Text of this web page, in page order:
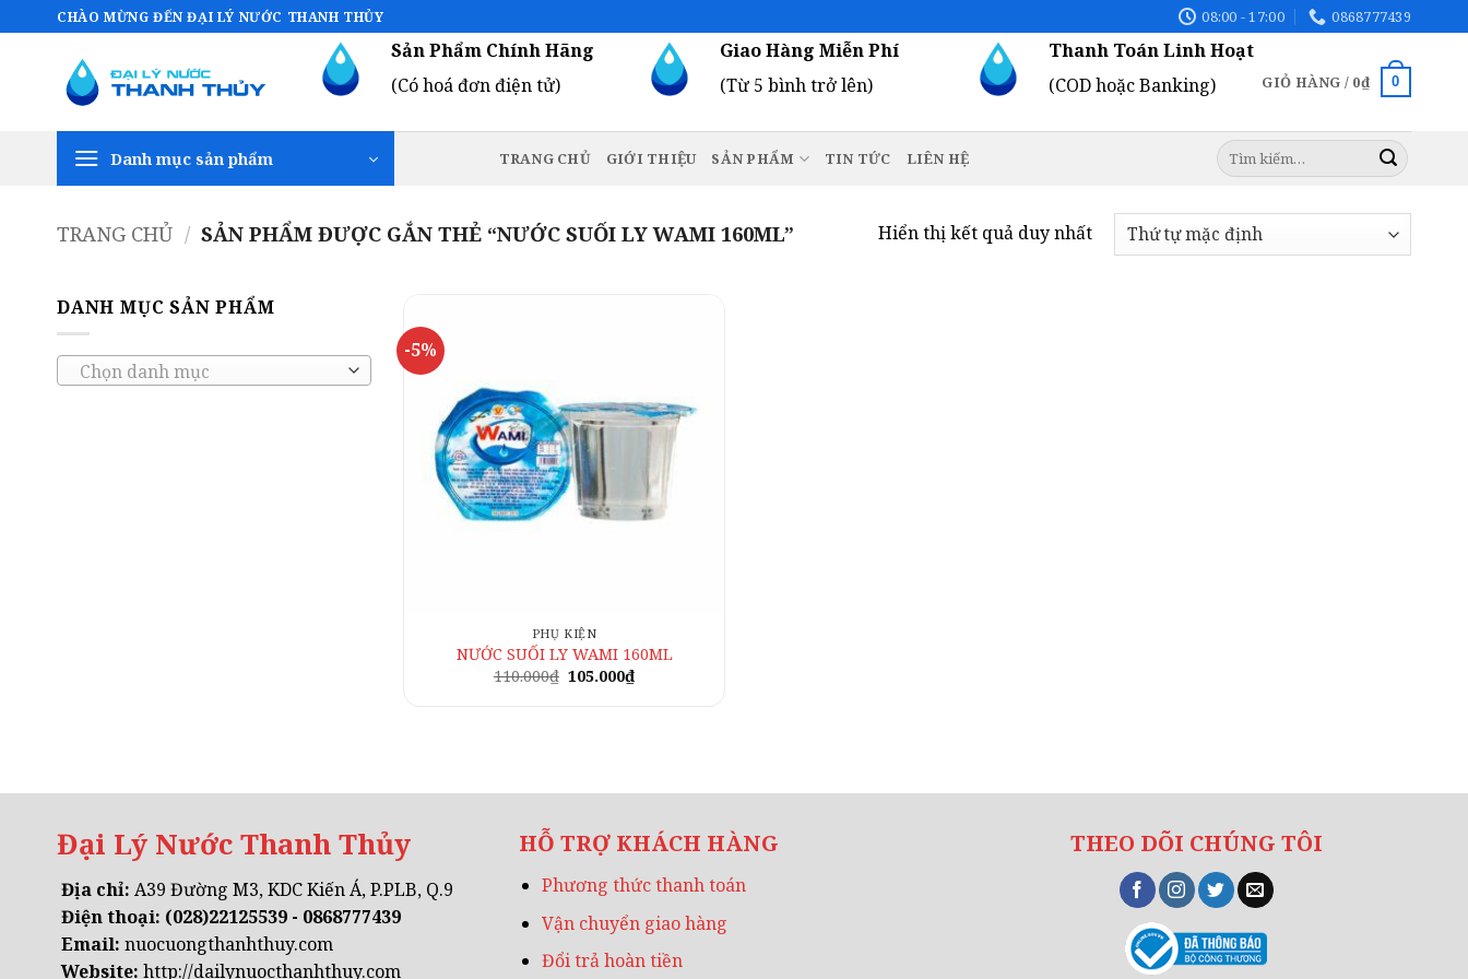
qua
CHÀO MỪNG ĐẾN ĐẠI LÝ NƯỚC THANH THỦY 08:00 - 17:00 0868777439
Sản Phẩm Chính Hãng
(Có hoá đơn điện tử)
Giao Hàng Miễn Phí
(Từ 5 bình trở lên)
Thanh Toán Linh Hoạt
(COD hoặc Banking)
GIỎ HÀNG / 0₫ 0
Danh mục sản phẩm TRANG CHỦ GIỚI THIỆU SẢN PHẨM TIN TỨC LIÊN HỆ
Tìm
kiếm:
TRANG CHỦ / SẢN PHẨM ĐƯỢC GẮN THẺ “NƯỚC SUỐI LY WAMI 160ML” Hiển thị kết quả duy nhất
DANH MỤC SẢN PHẨM
Chọn danh mục
-5%
PHỤ KIỆN
NƯỚC SUỐI LY WAMI 160ML
110.000₫ Giá
105.000₫Giá
hiện
Đại Lý Nước Thanh Thủy
Địa chỉ: A39 Đường M3, KDC Kiến Á, P.PLB, Q.9
Điện thoại: (028)22125539 - 0868777439
Email: nuocuongthanhthuy.com
Website: http://dailynuocthanhthuy.com
HỖ TRỢ KHÁCH HÀNG
Phương thức thanh toán
Vận chuyển giao hàng
Đổi trả hoàn tiền
THEO DÕI CHÚNG TÔI